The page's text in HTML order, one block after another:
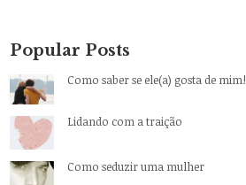
Popular Posts
Como saber se ele(a) gosta de mim!
Lidando com a traição
Como seduzir uma mulher